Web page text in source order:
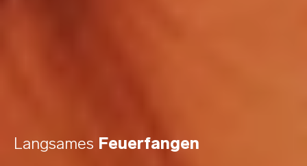
Langsames Feuerfangen